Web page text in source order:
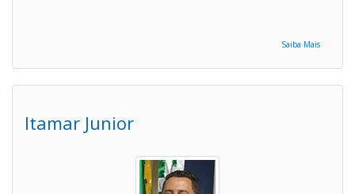
Saiba Mais
Itamar Junior